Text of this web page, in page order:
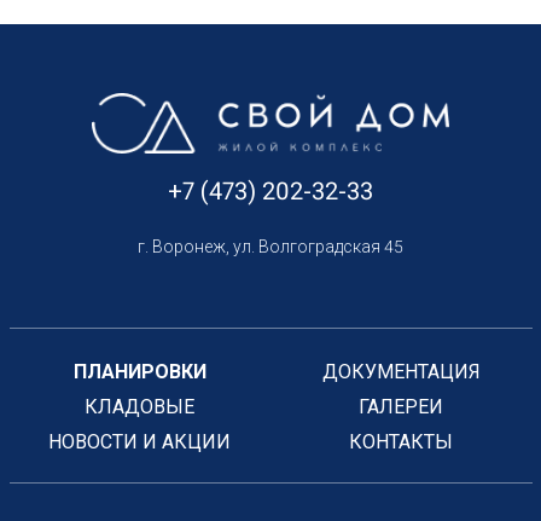
+7 (473) 202-32-33
г. Воронеж, ул. Волгоградская 45
ПЛАНИРОВКИ
ДОКУМЕНТАЦИЯ
КЛАДОВЫЕ
ГАЛЕРЕИ
НОВОСТИ И АКЦИИ
КОНТАКТЫ